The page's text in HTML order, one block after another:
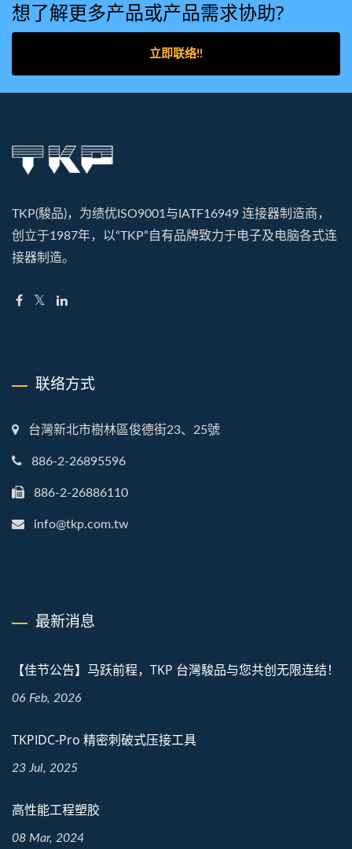
想了解更多产品或产品需求协助?
立即联络!!
TKP(駿品)，为绩优ISO9001与IATF16949 连接器制造商，
创立于1987年，以“TKP”自有品牌致力于电子及电脑各式连
接器制造。
联络方式
台灣新北市樹林區俊德街23、25號
886-2-26895596
886-2-26886110
info@tkp.com.tw
最新消息
【佳节公告】马跃前程，TKP 台灣駿品与您共创无限连结！
06 Feb, 2026
TKPIDC-Pro 精密刺破式压接工具
23 Jul, 2025
高性能工程塑胶
08 Mar, 2024